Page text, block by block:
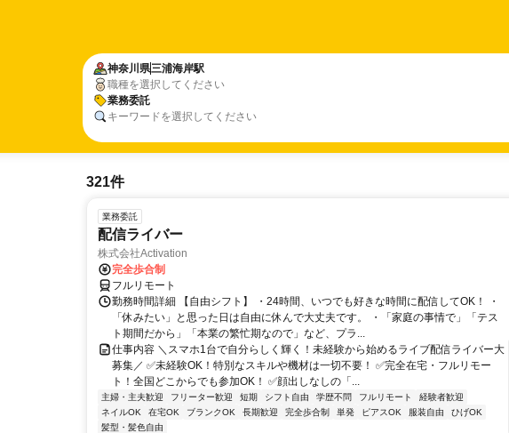
神奈川県三浦海岸駅
職種を選択してください
業務委託
キーワードを選択してください
321件
業務委託
配信ライバー
株式会社Activation
完全歩合制
フルリモート
勤務時間詳細 【自由シフト】 ・24時間、いつでも好きな時間に配信してOK！ ・
「休みたい」と思った日は自由に休んで大丈夫です。 ・「家庭の事情で」「テス
ト期間だから」「本業の繁忙期なので」など、プラ...
仕事内容 ＼スマホ1台で自分らしく輝く！未経験から始めるライブ配信ライバー大
募集／ ✅未経験OK！特別なスキルや機材は一切不要！ ✅完全在宅・フルリモー
ト！全国どこからでも参加OK！ ✅顔出しなしの「...
主婦・主夫歓迎 フリーター歓迎 短期 シフト自由 学歴不問 フルリモート
経験者歓迎
ネイルOK
在宅OK ブランクOK 長期歓迎 完全歩合制 単発 ピアスOK 服装自由
ひげOK
髪型・髪色自由